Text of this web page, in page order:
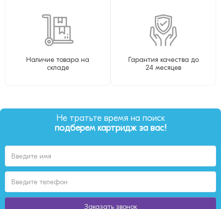
Наличие товара на
складе
Гарантия качества до
24 месяцев
Не тратьте время на поиск
подберем картридж за вас!
Заказать звонок